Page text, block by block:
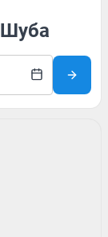
Шуба